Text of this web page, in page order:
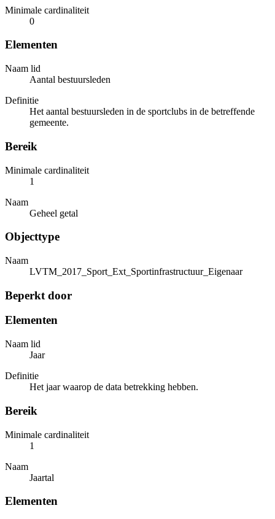
Minimale cardinaliteit
0
Elementen
Naam lid
Aantal bestuursleden
Definitie
Het aantal bestuursleden in de sportclubs in de betreffende
gemeente.
Bereik
Minimale cardinaliteit
1
Naam
Geheel getal
Objecttype
Naam
LVTM_2017_Sport_Ext_Sportinfrastructuur_Eigenaar
Beperkt door
Elementen
Naam lid
Jaar
Definitie
Het jaar waarop de data betrekking hebben.
Bereik
Minimale cardinaliteit
1
Naam
Jaartal
Elementen